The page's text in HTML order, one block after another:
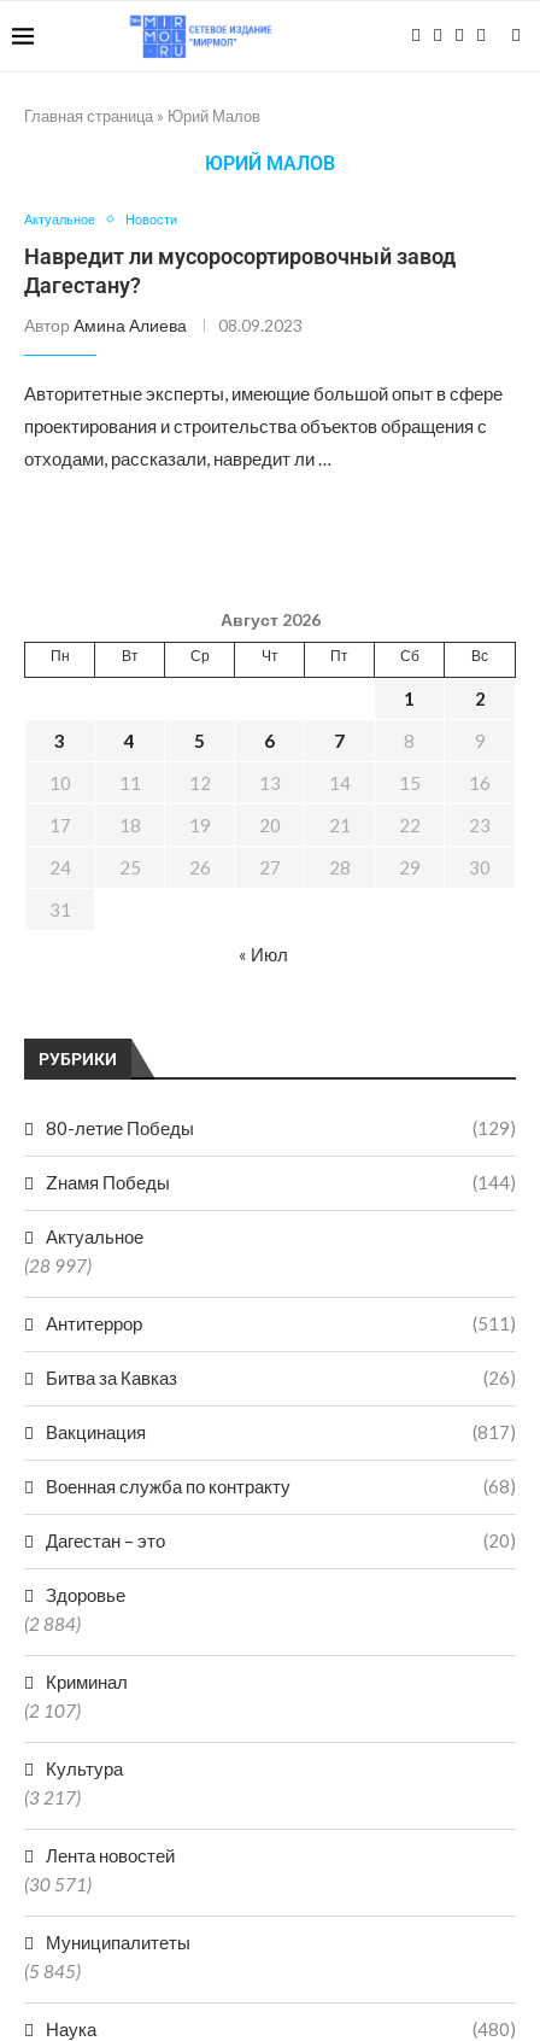
Главная страница » Юрий Малов
ЮРИЙ МАЛОВ
Актуальное Новости
Навредит ли мусоросортировочный завод
Дагестану?
Автор Амина Алиева 08.09.2023
Авторитетные эксперты, имеющие большой опыт в сфере
проектирования и строительства объектов обращения с
отходами, рассказали, навредит ли …
РУБРИКИ
80-летие Победы (129)
Zнамя Победы (144)
Актуальное
(28 997)
Антитеррор (511)
Битва за Кавказ (26)
Вакцинация (817)
Военная служба по контракту (68)
Дагестан – это (20)
Здоровье
(2 884)
Криминал
(2 107)
Культура
(3 217)
Лента новостей
(30 571)
Муниципалитеты
(5 845)
Наука (480)
Август 2026
Пн Вт Ср Чт Пт Сб Вс
1
2
3
4 5 6 7 8
9
10
11 12 13 14 15
16
17
18 19 20 21 22
23
24
25 26 27 28 29
30
31
« Июл